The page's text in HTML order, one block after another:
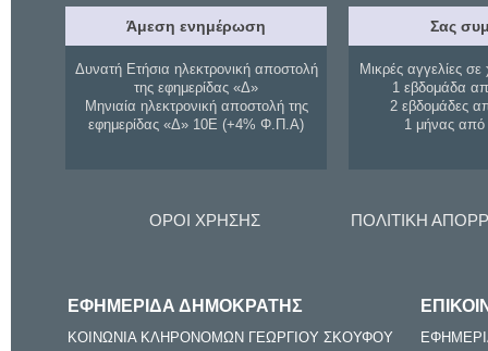
Άμεση ενημέρωση
Δυνατή Ετήσια ηλεκτρονική αποστολή
της εφημερίδας «Δ»
Μηνιαία ηλεκτρονική αποστολή της
εφημερίδας «Δ» 10Ε (+4% Φ.Π.Α)
Σας
Μικρές αγγελίες σε
1 εβδομάδα
2 εβδομάδες
1 μήνας
ΟΡΟΙ ΧΡΗΣΗΣ ΠΟΛΙΤΙΚΗ
ΕΦΗΜΕΡΙΔΑ ΔΗΜΟΚΡΑΤΗΣ
ΚΟΙΝΩΝΙΑ ΚΛΗΡΟΝΟΜΩΝ ΓΕΩΡΓΙΟΥ ΣΚΟΥΦΟΥ